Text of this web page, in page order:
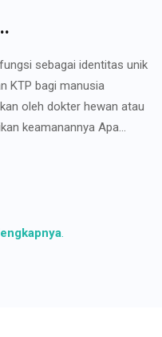
sebagai identitas unik
KTP bagi manusia
oleh dokter hewan atau
keamanannya Apa...